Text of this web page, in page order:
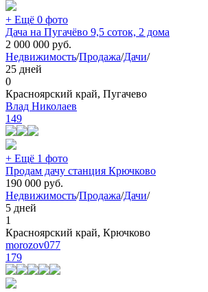
+ Ещё 0 фото
Дача на Пугачёво 9,5 соток, 2 дома
2 000 000 руб.
Недвижимость/Продажа/Дачи/
25 дней
0
Красноярский край, Пугачево
Влад Николаев
149
+ Ещё 1 фото
Продам дачу станция Крючково
190 000 руб.
Недвижимость/Продажа/Дачи/
5 дней
1
Красноярский край, Крючково
morozov077
179